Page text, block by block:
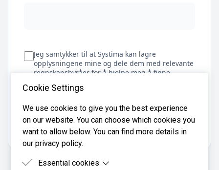
Jeg samtykker til at Systima kan lagre
opplysningene mine og dele dem med relevante
regnskapsbyråer for å hjelpe meg å finne
regnskapsfører
Få tilbud
Cookie Settings
We use cookies to give you the best experience
on our website. You can choose which cookies you
want to allow below. You can find more details in
our privacy policy.
Essential cookies